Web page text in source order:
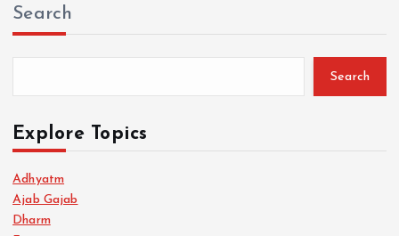
Search
Search
Explore Topics
Adhyatm
Ajab Gajab
Dharm